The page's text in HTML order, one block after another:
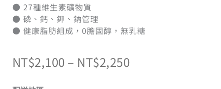
● 27種維生素礦物質
● 磷、鈣、鉀、鈉管理
● 健康脂肪組成，0膽固醇，無乳糖
NT$2,100 – NT$2,250